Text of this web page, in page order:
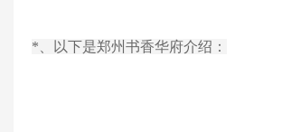
*、以下是郑州书香华府介绍：